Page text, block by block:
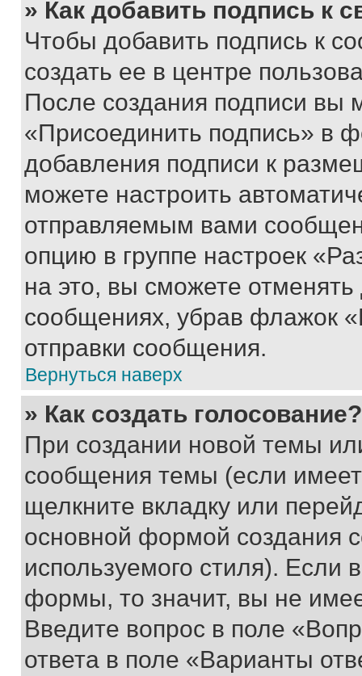
» Как добавить подпись к
Чтобы добавить подпись к
создать ее в центре
После создания подписи вы
«Присоединить подпись» в
добавления подписи к
можете настроить
отправляемым вами
опцию в группе настроек
на это, вы сможете
сообщениях, убрав флажок
отправки сообщения.
Вернуться наверх
» Как создать голосование?
При создании новой темы
сообщения темы (если
щелкните вкладку или
основной формой создания
используемого стиля). Если
формы, то значит, вы не
Введите вопрос в поле
ответа в поле «Варианты